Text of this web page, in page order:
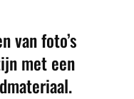
van foto’s
met een